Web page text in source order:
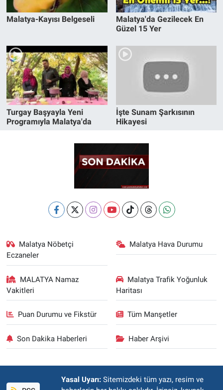
Malatya-Kayısı Belgeseli
Malatya'da Gezilecek En
Güzel 15 Yer
Turgay Başyayla Yeni
Programıyla Malatya'da
İşte Sunam Şarkısının
Hikayesi
Malatya Nöbetçi
Eczaneler
Malatya Hava Durumu
MALATYA Namaz
Vakitleri
Malatya Trafik Yoğunluk
Haritası
Puan Durumu ve Fikstür Tüm Manşetler
Son Dakika Haberleri Haber Arşivi
Yasal Uyarı: Sitemizdeki tüm yazı, resim ve